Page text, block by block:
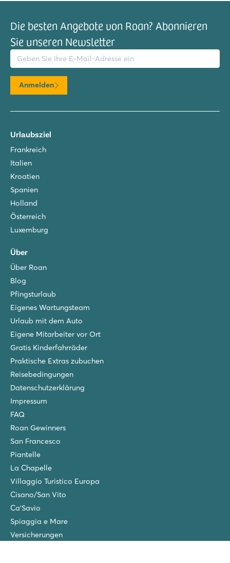
Die besten Angebote von Roan? Abonnieren
Sie unseren Newsletter
Adresse
Anmelden
Urlaubsziel
Frankreich
Italien
Kroatien
Spanien
Holland
Österreich
Luxemburg
Über
Über Roan
Blog
Pfingsturlaub
Eigenes Wartungsteam
Urlaub mit dem Auto
Eigene Mitarbeiter vor Ort
Gratis Kinderfahrräder
Praktische Extras zubuchen
Reisebedingungen
Datenschutzerklärung
Impressum
FAQ
Roan Gewinners
San Francesco
Piantelle
La Chapelle
Villaggio Turistico Europa
Cisano/San Vito
Ca'Savio
Spiaggia e Mare
Versicherungen